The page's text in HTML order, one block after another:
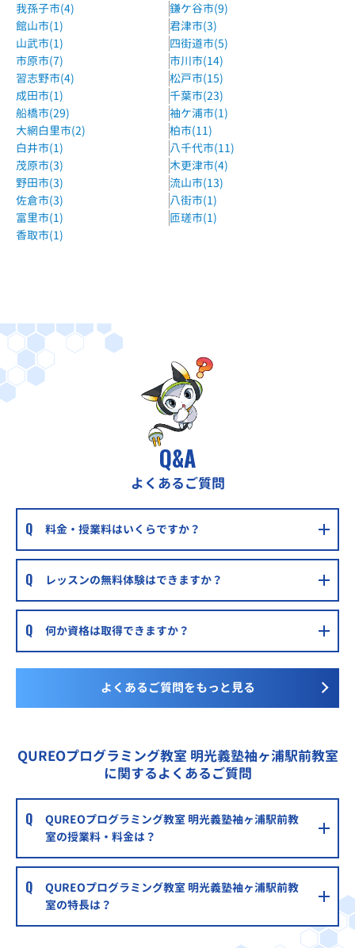
我孫子市(4)
鎌ケ谷市(9)
館山市(1)
君津市(3)
山武市(1)
四街道市(5)
市原市(7)
市川市(14)
習志野市(4)
松戸市(15)
成田市(1)
千葉市(23)
船橋市(29)
袖ケ浦市(1)
大網白里市(2)
柏市(11)
白井市(1)
八千代市(11)
茂原市(3)
木更津市(4)
野田市(3)
流山市(13)
佐倉市(3)
八街市(1)
富里市(1)
匝瑳市(1)
香取市(1)
Q&A
よくあるご質問
料金・授業料はいくらですか？
レッスンの無料体験はできますか？
何か資格は取得できますか？
よくあるご質問をもっと見る
QUREOプログラミング教室 明光義塾袖ヶ浦駅前教室
に関するよくあるご質問
QUREOプログラミング教室 明光義塾袖ヶ浦駅前教
室の授業料・料金は？
QUREOプログラミング教室 明光義塾袖ヶ浦駅前教
室の特長は？